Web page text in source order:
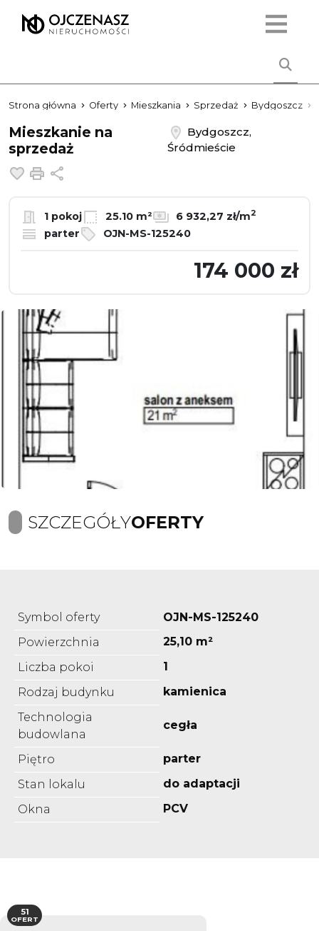
Strona główna Oferty Mieszkania Sprzedaż Bydgoszcz
Mieszkanie na
sprzedaż
Bydgoszcz,
Śródmieście
Dodaj do ulubionych
Drukuj
1 pokoj 25.10 m² 6 932,27 zł/m2
parter OJN-MS-125240
174 000 zł
SZCZEGÓŁYOFERTY
Symbol oferty
OJN-MS-125240
Powierzchnia
25,10 m²
Liczba pokoi
1
Rodzaj budynku
kamienica
Technologia
budowlana
cegła
Piętro
parter
Stan lokalu
do adaptacji
Okna
PCV
51
OFERT